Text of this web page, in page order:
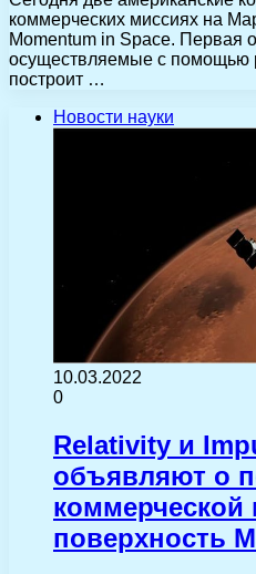
коммерческих миссиях на
Momentum in Space. Первая
осуществляемые с помощью
построит …
Новости науки
10.03.2022
0
Relativity и
объявляют о
коммерческой
поверхность